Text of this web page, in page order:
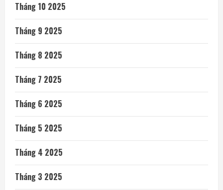
Tháng 10 2025
Tháng 9 2025
Tháng 8 2025
Tháng 7 2025
Tháng 6 2025
Tháng 5 2025
Tháng 4 2025
Tháng 3 2025